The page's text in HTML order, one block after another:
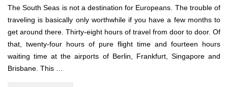
The South Seas is not a destination for Europeans. The trouble of
traveling is basically only worthwhile if you have a few months to
get around there. Thirty-eight hours of travel from door to door. Of
that, twenty-four hours of pure flight time and fourteen hours
waiting time at the airports of Berlin, Frankfurt, Singapore and
Brisbane. This …